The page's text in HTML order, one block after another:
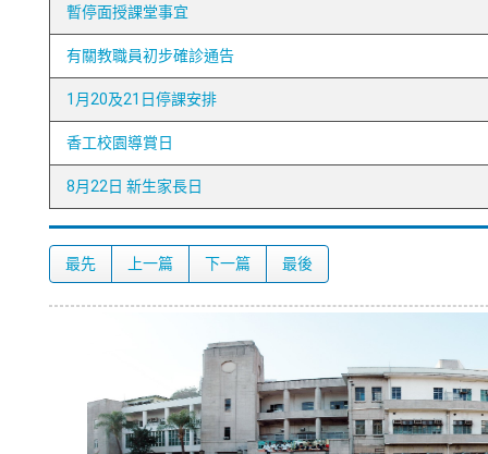
暫停面授課堂事宜
有關教職員初步確診通告
1月20及21日停課安排
香工校園導賞日
8月22日 新生家長日
最先 上一篇 下一篇 最後